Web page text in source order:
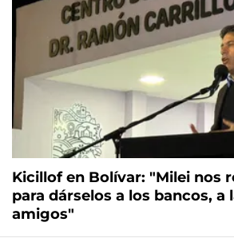
Kicillof en Bolívar: "Milei nos
para dárselos a los bancos, a
amigos"